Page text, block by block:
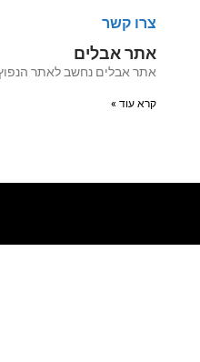
צרו קשר
אתר אבלים
אתר אבלים נחשב לאתר הנפוץ בישראל לפרסום
קרא עוד »